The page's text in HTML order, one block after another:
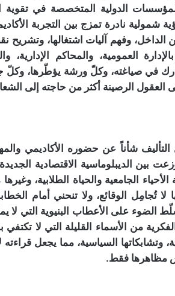
الدولية المتخصصة في تقوية
شمولية نادرة تمزج بين التجربة
الداخل، وفهم آليات اشتغالها،
العمومية، والمحاكم الإدارية،
في صياغته، وكلّ ورشة يؤطّرها، وكلّ
العقول الرصينة أكثر من حاجته إلى
شأناً عن حضوره الأكاديمي
بين الديبلوماسية الاقتصادية
الجامعية والحياة الطلابية،
لا تُجامِل الوقائع، ولا تنحني أمام
الضوء على الأعطاب البنيوية التي لا
من الأسماء القليلة التي لا
وتشابكاتها السياسية، مما يجعل
مظاهرها فقط.